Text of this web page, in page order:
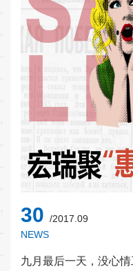
30 /2017.09
NEWS
九月最后一天，没心情